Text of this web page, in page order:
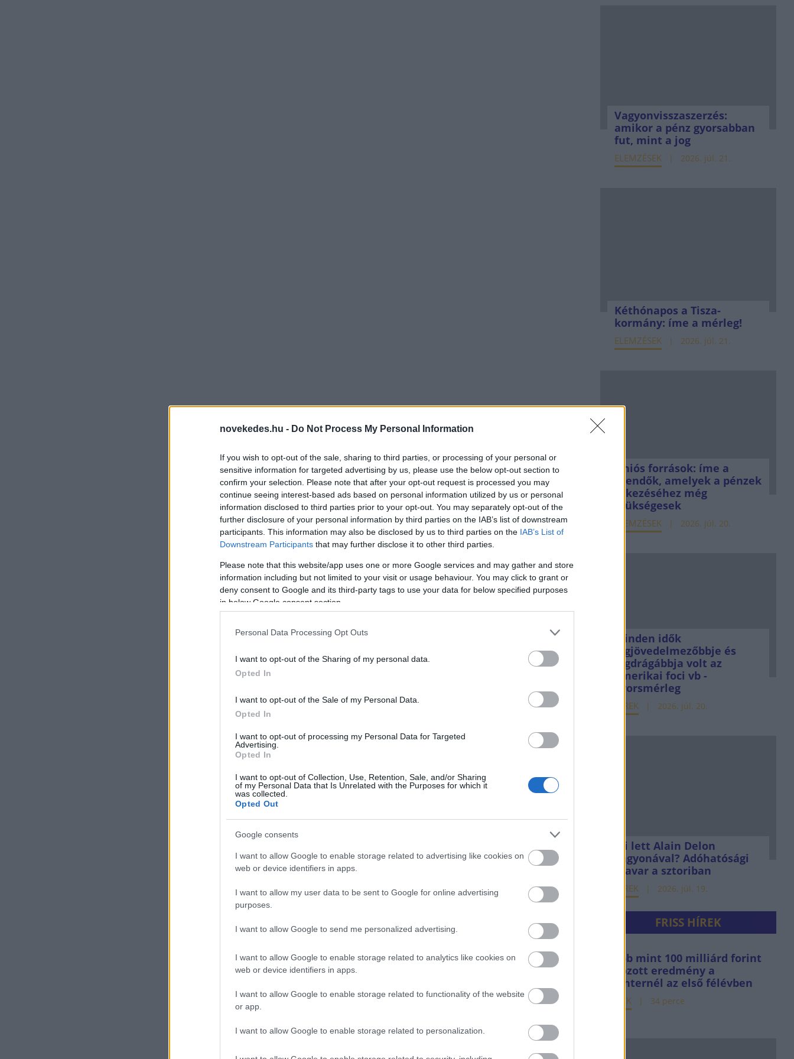
novekedes.hu - Do Not Process My Personal Information
If you wish to opt-out of the sale, sharing to third parties, or processing of your personal or
sensitive information for targeted advertising by us, please use the below opt-out section to
confirm your selection. Please note that after your opt-out request is processed you may
continue seeing interest-based ads based on personal information utilized by us or personal
information disclosed to third parties prior to your opt-out. You may separately opt-out of the
further disclosure of your personal information by third parties on the IAB’s list of downstream
participants. This information may also be disclosed by us to third parties on the IAB’s List of
Downstream Participants that may further disclose it to other third parties.
Please note that this website/app uses one or more Google services and may gather and store
information including but not limited to your visit or usage behaviour. You may click to grant or
deny consent to Google and its third-party tags to use your data for below specified purposes
in below Google consent section.
Personal Data Processing Opt Outs
I want to opt-out of the Sharing of my personal data.
Opted In
I want to opt-out of the Sale of my Personal Data.
Opted In
I want to opt-out of processing my Personal Data for Targeted
Advertising.
Opted In
I want to opt-out of Collection, Use, Retention, Sale, and/or Sharing
of my Personal Data that Is Unrelated with the Purposes for which it
was collected.
Opted Out
Google consents
I want to allow Google to enable storage related to advertising like cookies on
web or device identifiers in apps.
I want to allow my user data to be sent to Google for online advertising
purposes.
I want to allow Google to send me personalized advertising.
I want to allow Google to enable storage related to analytics like cookies on
web or device identifiers in apps.
I want to allow Google to enable storage related to functionality of the website
or app.
I want to allow Google to enable storage related to personalization.
Vagyonvisszaszerzés:
amikor a pénz gyorsabban
fut, mint a jog
ELEMZÉSEK 2026. júl. 21.
Kéthónapos a Tisza-
kormány: íme a mérleg!
ELEMZÉSEK 2026. júl. 21.
Uniós források: íme a
teendők, amelyek a pénzek
érkezéséhez még
szükségesek
ELEMZÉSEK 2026. júl. 20.
Minden idők
legjövedelmezőbbje és
legdrágábbja volt az
amerikai foci vb -
gyorsmérleg
HÍREK 2026. júl. 20.
Mi lett Alain Delon
vagyonával? Adóhatósági
csavar a sztoriban
HÍREK 2026. júl. 19.
FRISS HÍREK
Több mint 100 milliárd forint
adózott eredmény a
Richternél az első félévben
HÍREK 34 perce